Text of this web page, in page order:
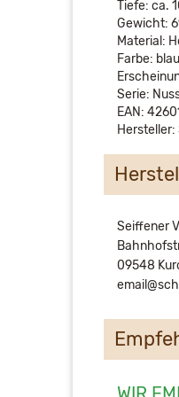
Tiefe: ca.
Gewicht:
Material:
Farbe:
Serie:
EAN:
Hersteller:
Seiffener
09548